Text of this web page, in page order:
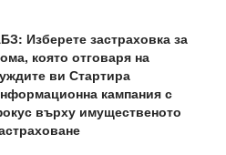
Изберете застраховка за
която отговаря на
ви Стартира
кампания с
върху имущественото